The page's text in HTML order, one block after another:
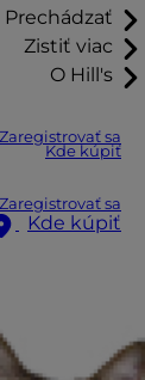
Prechádzať
Zistiť viac
O Hill's
Zaregistrovať sa
Kde kúpiť
Zaregistrovať sa
Kde kúpiť